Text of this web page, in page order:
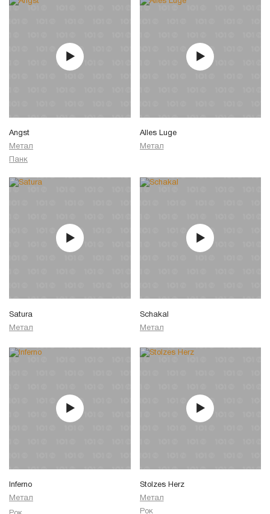
Angst
Метал
Панк
Alles Luge
Метал
Satura
Метал
Schakal
Метал
Inferno
Метал
Stolzes Herz
Метал
Рок